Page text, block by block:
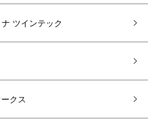
ツインテック
クス